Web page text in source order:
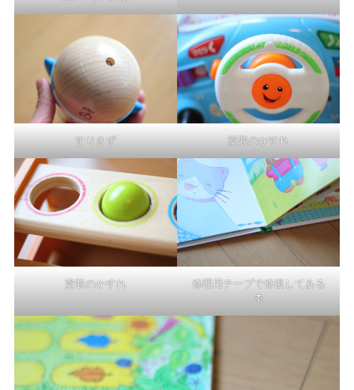
すりきず 塗装のかすれ
塗装のかすれ
修理用テープで修復してある
本